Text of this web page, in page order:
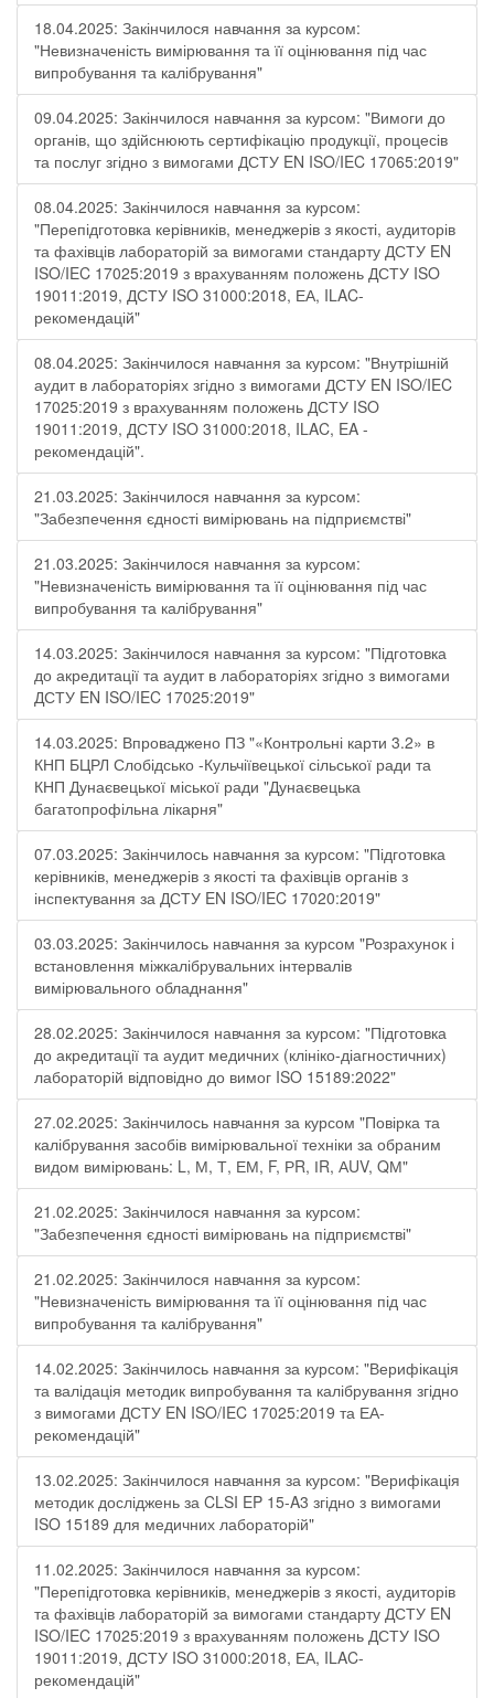
18.04.2025: Закінчилося навчання за курсом:
"Невизначеність вимірювання та її оцінювання під час
випробування та калібрування"
09.04.2025: Закінчилося навчання за курсом: "Вимоги до
органів, що здійснюють сертифікацію продукції, процесів
та послуг згідно з вимогами ДСТУ EN ISO/IEC 17065:2019"
08.04.2025: Закінчилося навчання за курсом:
"Перепідготовка керівників, менеджерів з якості, аудиторів
та фахівців лабораторій за вимогами стандарту ДСТУ EN
ISO/IEC 17025:2019 з врахуванням положень ДСТУ ISO
19011:2019, ДСТУ ISO 31000:2018, ЕА, ILAC-
рекомендацій"
08.04.2025: Закінчилося навчання за курсом: "Внутрішній
аудит в лабораторіях згідно з вимогами ДСТУ EN ISO/IEC
17025:2019 з врахуванням положень ДСТУ ISO
19011:2019, ДСТУ ISO 31000:2018, ILAC, EA -
рекомендацій".
21.03.2025: Закінчилося навчання за курсом:
"Забезпечення єдності вимірювань на підприємстві"
21.03.2025: Закінчилося навчання за курсом:
"Невизначеність вимірювання та її оцінювання під час
випробування та калібрування"
14.03.2025: Закінчилося навчання за курсом: "Підготовка
до акредитації та аудит в лабораторіях згідно з вимогами
ДСТУ EN ISO/IEC 17025:2019"
14.03.2025: Впроваджено ПЗ "«Контрольні карти 3.2» в
КНП БЦРЛ Слобідсько -Кульчіївецької сільської ради та
КНП Дунаєвецької міської ради "Дунаєвецька
багатопрофільна лікарня"
07.03.2025: Закінчилось навчання за курсом: "Підготовка
керівників, менеджерів з якості та фахівців органів з
інспектування за ДСТУ EN ISO/IEC 17020:2019"
03.03.2025: Закінчилось навчання за курсом "Розрахунок і
встановлення міжкалібрувальних інтервалів
вимірювального обладнання"
28.02.2025: Закінчилося навчання за курсом: "Підготовка
до акредитації та аудит медичних (клініко-діагностичних)
лабораторій відповідно до вимог ISO 15189:2022"
27.02.2025: Закінчилось навчання за курсом "Повірка та
калібрування засобів вимірювальної техніки за обраним
видом вимірювань: L, М, Т, ЕМ, F, РR, ІR, АUV, QМ"
21.02.2025: Закінчилося навчання за курсом:
"Забезпечення єдності вимірювань на підприємстві"
21.02.2025: Закінчилося навчання за курсом:
"Невизначеність вимірювання та її оцінювання під час
випробування та калібрування"
14.02.2025: Закінчилось навчання за курсом: "Верифікація
та валідація методик випробування та калібрування згідно
з вимогами ДСТУ EN ISO/IEC 17025:2019 та ЕА-
рекомендацій"
13.02.2025: Закінчилося навчання за курсом: "Верифікація
методик досліджень за CLSI EP 15-A3 згідно з вимогами
ISO 15189 для медичних лабораторій"
11.02.2025: Закінчилося навчання за курсом:
"Перепідготовка керівників, менеджерів з якості, аудиторів
та фахівців лабораторій за вимогами стандарту ДСТУ EN
ISO/IEC 17025:2019 з врахуванням положень ДСТУ ISO
19011:2019, ДСТУ ISO 31000:2018, ЕА, ILAC-
рекомендацій"